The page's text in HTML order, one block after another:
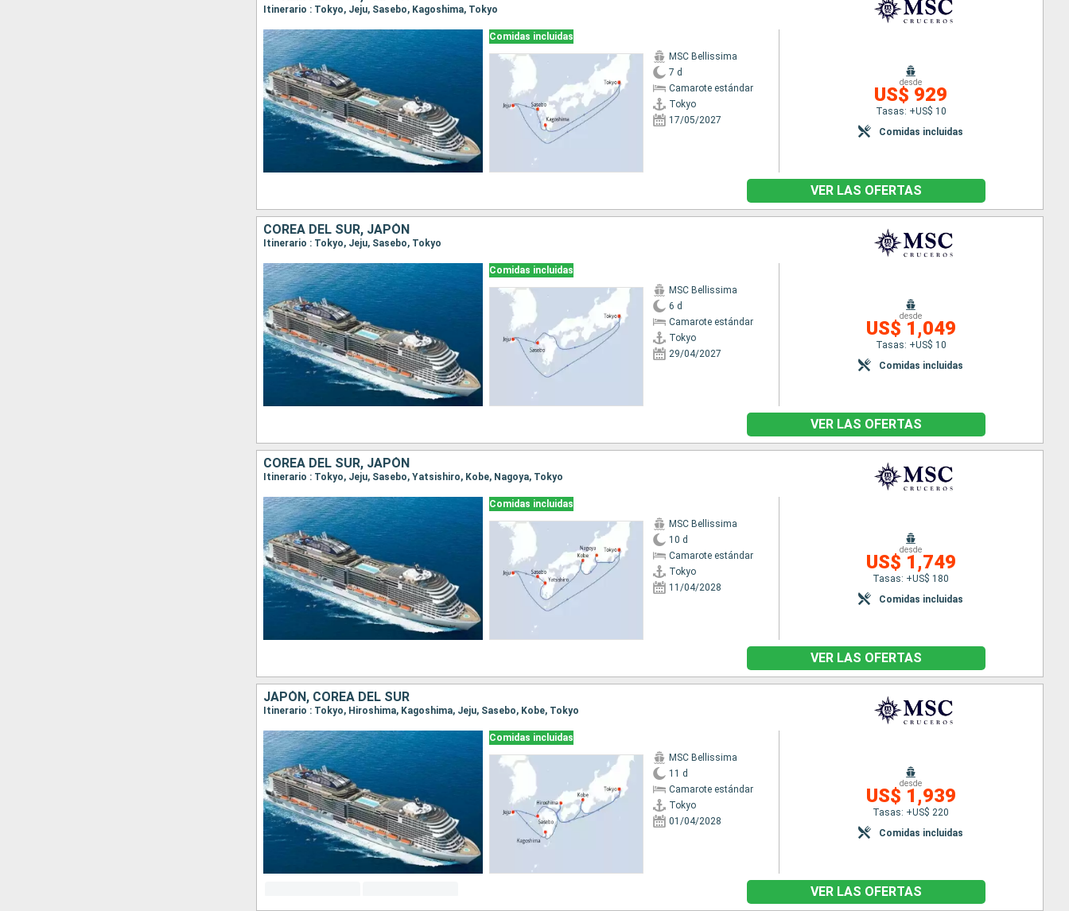
Itinerario : Tokyo, Jeju, Sasebo, Kagoshima, Tokyo
Comidas incluidas
MSC Bellissima
7 d
Camarote estándar
Tokyo
17/05/2027
desde
US$ 929
Tasas: +US$ 10
Comidas incluidas
VER LAS OFERTAS
COREA DEL SUR, JAPÓN
Itinerario : Tokyo, Jeju, Sasebo, Tokyo
Comidas incluidas
MSC Bellissima
6 d
Camarote estándar
Tokyo
29/04/2027
desde
US$ 1,049
Tasas: +US$ 10
Comidas incluidas
VER LAS OFERTAS
COREA DEL SUR, JAPÓN
Itinerario : Tokyo, Jeju, Sasebo, Yatsishiro, Kobe, Nagoya, Tokyo
Comidas incluidas
MSC Bellissima
10 d
Camarote estándar
Tokyo
11/04/2028
desde
US$ 1,749
Tasas: +US$ 180
Comidas incluidas
VER LAS OFERTAS
JAPÓN, COREA DEL SUR
Itinerario : Tokyo, Hiroshima, Kagoshima, Jeju, Sasebo, Kobe, Tokyo
Comidas incluidas
MSC Bellissima
11 d
Camarote estándar
Tokyo
01/04/2028
desde
US$ 1,939
Tasas: +US$ 220
Comidas incluidas
VER LAS OFERTAS